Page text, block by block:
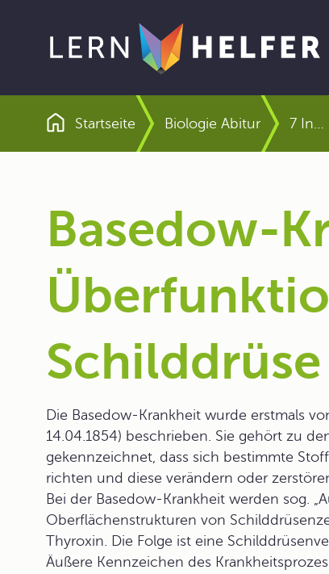
Pfadnavigation
Startseite Biologie Abitur
Basedow-
Schilddrüse
Die Basedow-Krankheit wurde erstmals
14.04.1854) beschrieben. Sie gehört zu
gekennzeichnet, dass sich bestimmte
richten und diese verändern oder
Bei der Basedow-Krankheit werden sog.
Oberflächenstrukturen von
Thyroxin. Die Folge ist eine
Äußere Kennzeichen des